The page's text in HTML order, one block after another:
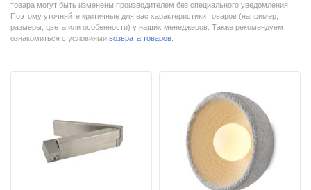
товара могут быть изменены производителем без специального уведомления.
Поэтому уточняйте критичные для вас характеристики товаров (например,
размеры, цвета или особенности) у наших менеджеров. Также рекомендуем
ознакомиться с условиями возврата товаров